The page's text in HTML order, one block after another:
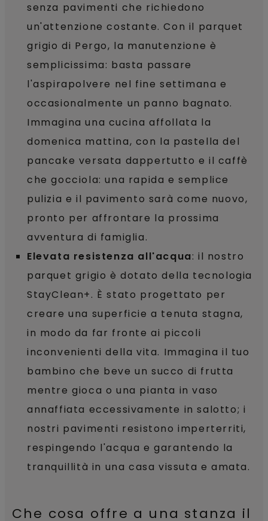
senza pavimenti che richiedono
un'attenzione costante. Con il parquet
grigio di Pergo, la manutenzione è
semplicissima: basta passare
l'aspirapolvere nel fine settimana e
occasionalmente un panno bagnato.
Immagina una cucina affollata la
domenica mattina, con la pastella del
pancake versata dappertutto e il caffè
che gocciola: una rapida e semplice
pulizia e il pavimento sarà come nuovo,
pronto per affrontare la prossima
avventura di famiglia.
Elevata resistenza all'acqua: il nostro
parquet grigio è dotato della tecnologia
StayClean+. È stato progettato per
creare una superficie a tenuta stagna,
in modo da far fronte ai piccoli
inconvenienti della vita. Immagina il tuo
bambino che beve un succo di frutta
mentre gioca o una pianta in vaso
annaffiata eccessivamente in salotto; i
nostri pavimenti resistono imperterriti,
respingendo l'acqua e garantendo la
tranquillità in una casa vissuta e amata.
Che cosa offre a una stanza il